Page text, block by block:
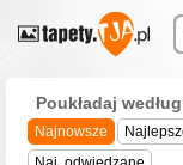
Poukładaj
Najnowsze